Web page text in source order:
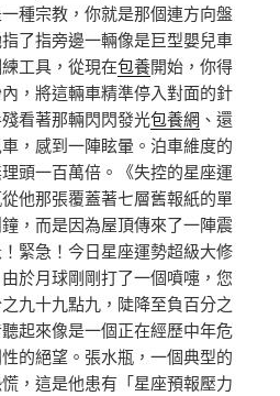
種宗教，你就是那個連方向盤
了指旁邊一輛像是巨型嬰兒車
工具，從現在包養開始，你得
，將這輛車精準停入對面的針
看著那輛閃閃發光包養網 、還
，感到一陣眩暈。泊車維度的
頭一百萬倍。《失控的星座運
他那張覆蓋著七層舊報紙的單
，而是因為屋頂傳來了一陣震
緊急！今日星座運勢超級大修
於月球剛剛打了一個噴嚏，您
九十九點九，陡降至負百分之
起來像是一個正在經歷中年危
的絕望。張水瓶，一個典型的
，這是他患有「星座預報壓力